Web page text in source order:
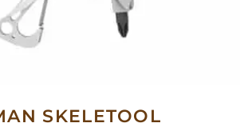
SKELETOOL